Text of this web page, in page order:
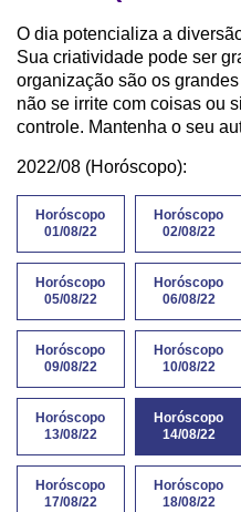
O dia potencializa a
Sua criatividade pode ser
organização são os
não se irrite com coisas ou
controle. Mantenha o seu
2022/08 (Horóscopo):
Horóscopo
01/08/22
Horóscopo
02/08/22
Horóscopo
05/08/22
Horóscopo
06/08/22
Horóscopo
09/08/22
Horóscopo
10/08/22
Horóscopo
13/08/22
Horóscopo
14/08/22
Horóscopo
17/08/22
Horóscopo
18/08/22